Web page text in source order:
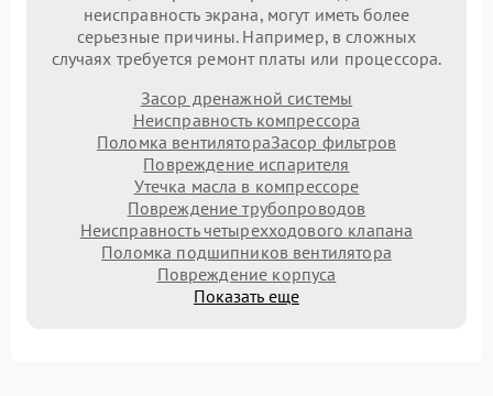
неисправность экрана, могут иметь более
серьезные причины. Например, в сложных
случаях требуется ремонт платы или процессора.
Засор дренажной системы
Неисправность компрессора
Поломка вентилятораЗасор фильтров
Повреждение испарителя
Утечка масла в компрессоре
Повреждение трубопроводов
Неисправность четырехходового клапана
Поломка подшипников вентилятора
Повреждение корпуса
Показать еще